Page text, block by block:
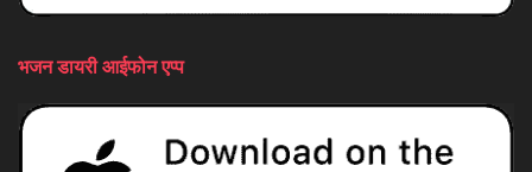
भजन डायरी आईफोन एप्प